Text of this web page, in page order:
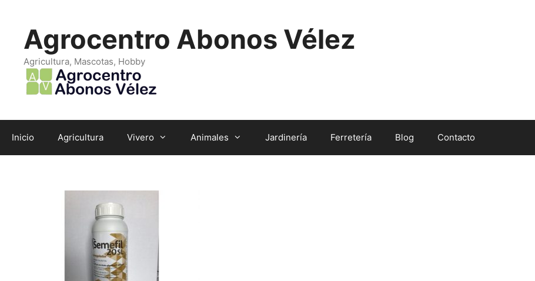
contenidoAgrocentro Abonos Vélez
Agricultura, Mascotas, Hobby
Inicio Agricultura Vivero Animales Jardinería Ferretería Blog Contacto